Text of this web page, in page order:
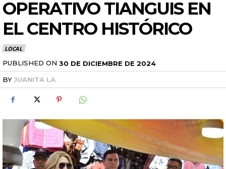
OPERATIVO TIANGUIS EN
EL CENTRO HISTÓRICO
LOCAL
PUBLISHED ON 30 DE DICIEMBRE DE 2024
BYJUANITA LA